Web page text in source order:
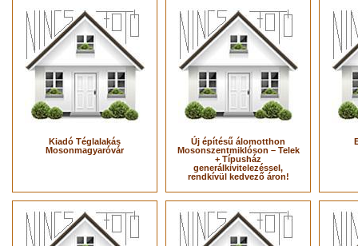
Kiadó Téglalakás
Mosonmagyaróvár
Új építésű álomotthon
Mosonszentmiklóson – Telek
+ Típusház
generálkivitelezéssel,
rendkívül kedvező áron!